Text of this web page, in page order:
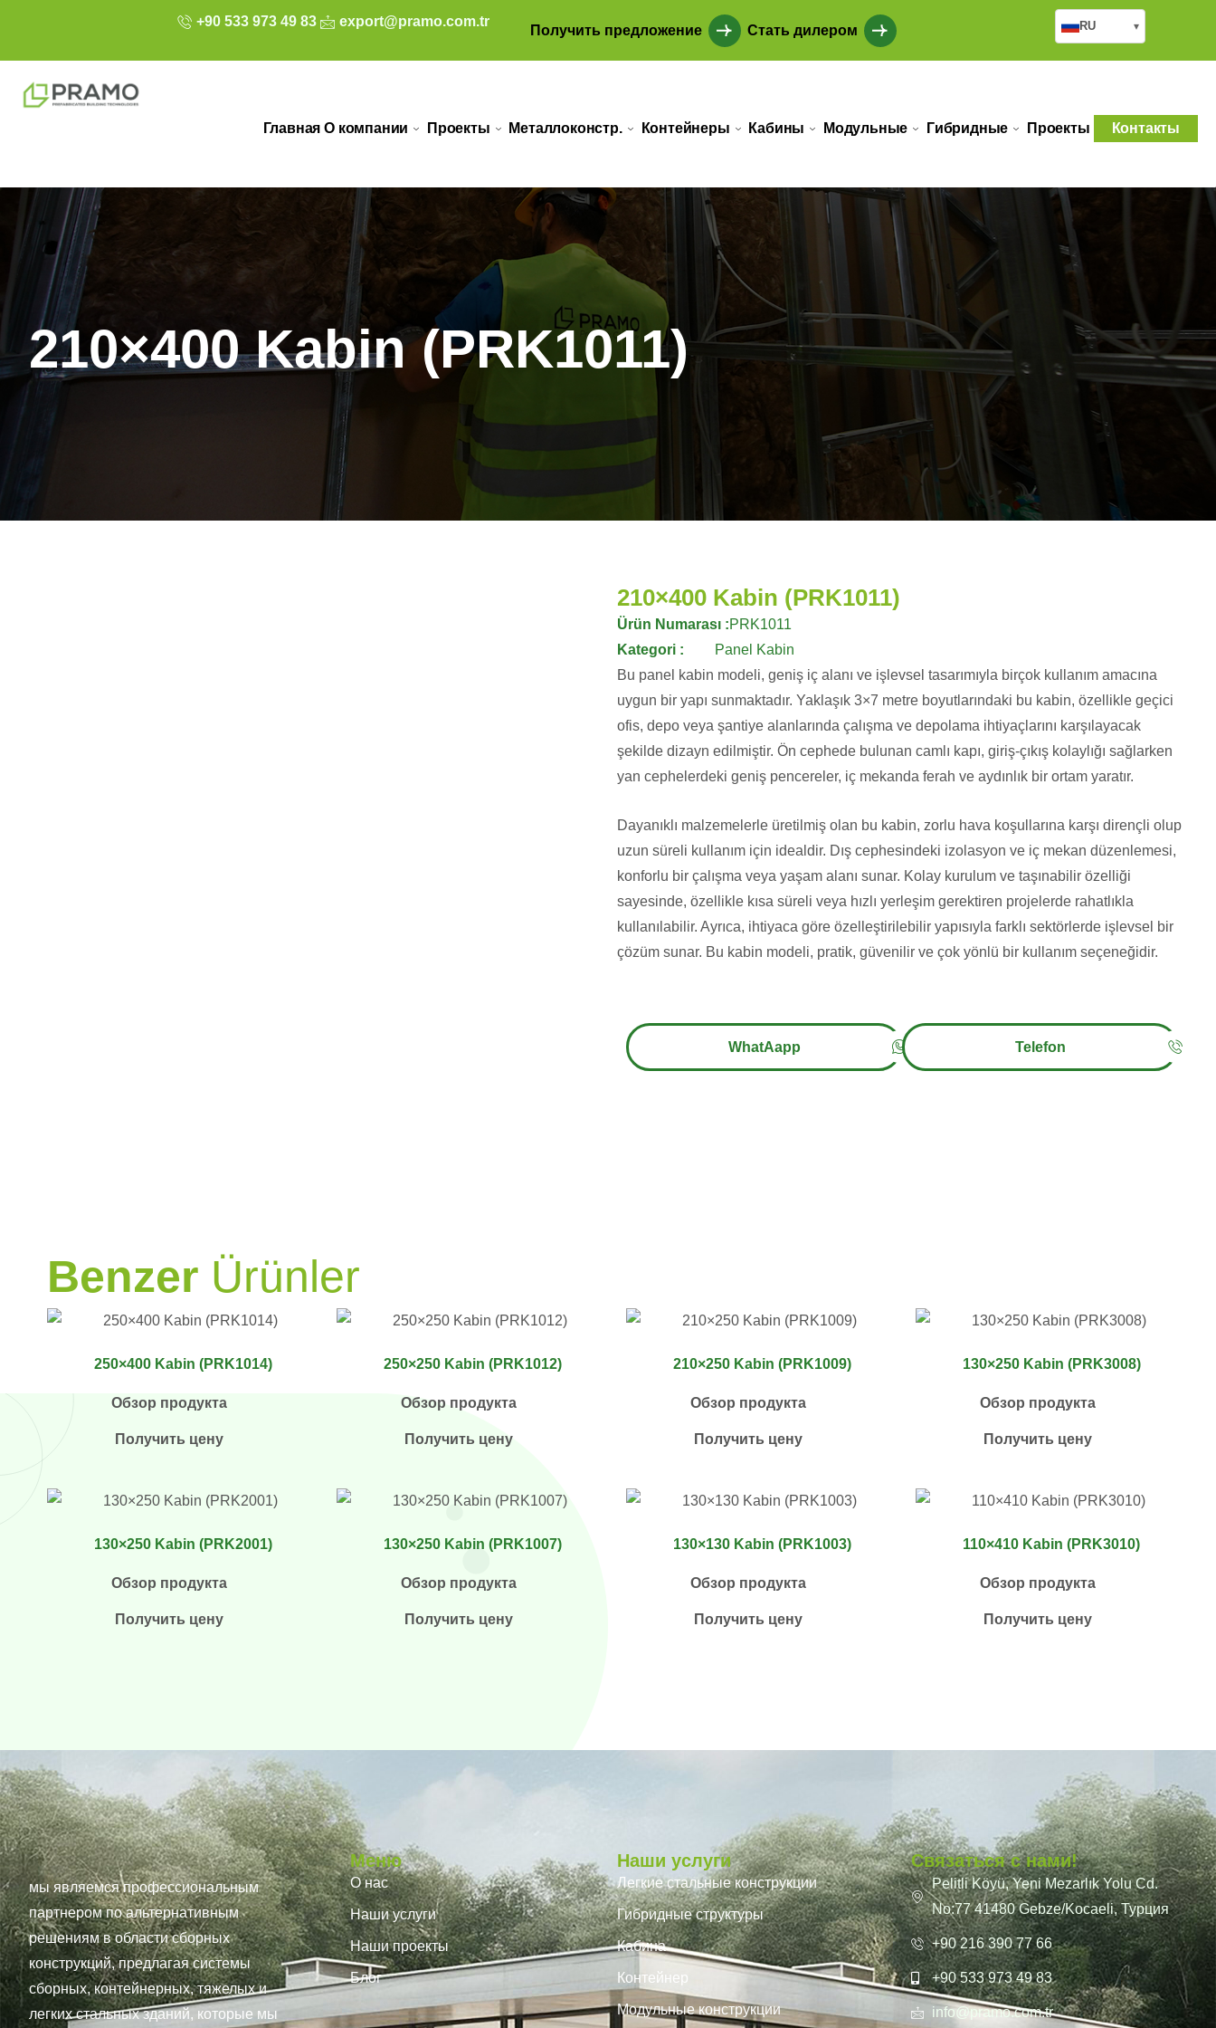
+90 533 973 49 83 export@pramo.com.tr
Получить предложение Стать дилером RU ▾
Главная О компании Проекты Металлоконстр. Контейнеры Кабины Модульные Гибридные Проекты Контакты
210×400 Kabin (PRK1011)
210×400 Kabin (PRK1011)
Ürün Numarası :PRK1011
Kategori :
Panel Kabin
Bu panel kabin modeli, geniş iç alanı ve işlevsel tasarımıyla birçok kullanım amacına
uygun bir yapı sunmaktadır. Yaklaşık 3×7 metre boyutlarındaki bu kabin, özellikle geçici
ofis, depo veya şantiye alanlarında çalışma ve depolama ihtiyaçlarını karşılayacak
şekilde dizayn edilmiştir. Ön cephede bulunan camlı kapı, giriş-çıkış kolaylığı sağlarken
yan cephelerdeki geniş pencereler, iç mekanda ferah ve aydınlık bir ortam yaratır.
Dayanıklı malzemelerle üretilmiş olan bu kabin, zorlu hava koşullarına karşı dirençli olup
uzun süreli kullanım için idealdir. Dış cephesindeki izolasyon ve iç mekan düzenlemesi,
konforlu bir çalışma veya yaşam alanı sunar. Kolay kurulum ve taşınabilir özelliği
sayesinde, özellikle kısa süreli veya hızlı yerleşim gerektiren projelerde rahatlıkla
kullanılabilir. Ayrıca, ihtiyaca göre özelleştirilebilir yapısıyla farklı sektörlerde işlevsel bir
çözüm sunar. Bu kabin modeli, pratik, güvenilir ve çok yönlü bir kullanım seçeneğidir.
WhatAapp Telefon
PRAMO
Benzer Ürünler
250×400 Kabin (PRK1014)
Обзор продукта
Получить цену
250×250 Kabin (PRK1012)
Обзор продукта
Получить цену
210×250 Kabin (PRK1009)
Обзор продукта
Получить цену
130×250 Kabin (PRK3008)
Обзор продукта
Получить цену
130×250 Kabin (PRK2001)
Обзор продукта
Получить цену
130×250 Kabin (PRK1007)
Обзор продукта
Получить цену
130×130 Kabin (PRK1003)
Обзор продукта
Получить цену
110×410 Kabin (PRK3010)
Обзор продукта
Получить цену
мы являемся профессиональным
партнером по альтернативным
решениям в области сборных
конструкций, предлагая системы
сборных, контейнерных, тяжелых и
легких стальных зданий, которые мы
Меню
О нас
Наши услуги
Наши проекты
Блог
Наши услуги
Легкие стальные конструкции
Гибридные структуры
Кабина
Контейнер
Модульные конструкции
Связаться с нами!
Pelitli Köyü, Yeni Mezarlık Yolu Cd.
No:77 41480 Gebze/Kocaeli, Турция
+90 216 390 77 66
+90 533 973 49 83
info@pramo.com.tr